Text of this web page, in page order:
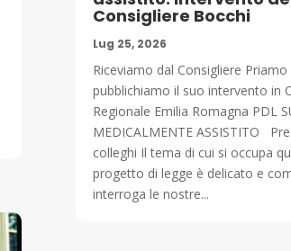
Consigliere Bocchi
Lug 25, 2026
Riceviamo dal Consigliere
pubblichiamo il suo intervento in
Regionale Emilia Romagna PDL
MEDICALMENTE ASSISTITO
colleghi Il tema di cui si occupa
progetto di legge è delicato e
interroga le nostre...